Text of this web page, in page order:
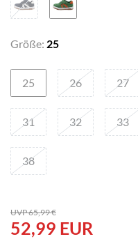
Größe: 25
25 26 27
31 32 33
38
UVP 65,99 €
52,99 EUR